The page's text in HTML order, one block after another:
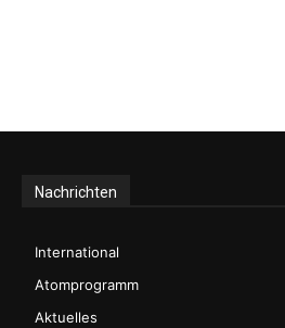
Nachrichten
International
Atomprogramm
Aktuelles